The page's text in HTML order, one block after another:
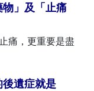
」及「止痛
痛，更重要是盡
遺症就是